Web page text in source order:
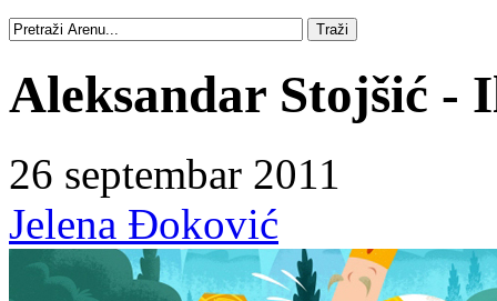
Aleksandar Stojšić -
26 septembar 2011
Jelena Đoković